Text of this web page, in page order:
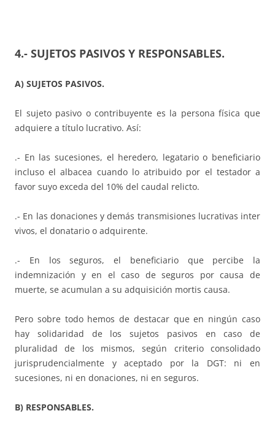
4.- SUJETOS PASIVOS Y RESPONSABLES.
A) SUJETOS PASIVOS.
El sujeto pasivo o contribuyente es la persona física que
adquiere a título lucrativo. Así:
.- En las sucesiones, el heredero, legatario o beneficiario
incluso el albacea cuando lo atribuido por el testador a
favor suyo exceda del 10% del caudal relicto.
.- En las donaciones y demás transmisiones lucrativas inter
vivos, el donatario o adquirente.
.- En los seguros, el beneficiario que percibe la
indemnización y en el caso de seguros por causa de
muerte, se acumulan a su adquisición mortis causa.
Pero sobre todo hemos de destacar que en ningún caso
hay solidaridad de los sujetos pasivos en caso de
pluralidad de los mismos, según criterio consolidado
jurisprudencialmente y aceptado por la DGT: ni en
sucesiones, ni en donaciones, ni en seguros.
B) RESPONSABLES.